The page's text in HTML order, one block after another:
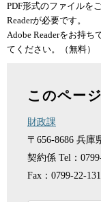
PDF形式のファイルを
Readerが必要です。
Adobe Readerをお持
てください。（無料）
このペー
財政課
〒656-8686 兵庫
契約係 Tel：
Fax：0799-22-